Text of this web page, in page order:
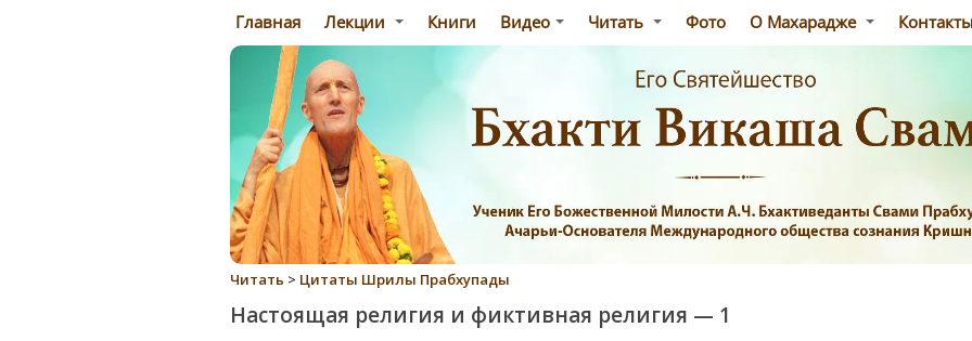
Главная Лекции Книги Видео Читать Фото О Махарадже
Читать > Цитаты Шрилы Прабхупады
Настоящая религия и фиктивная религия — 1